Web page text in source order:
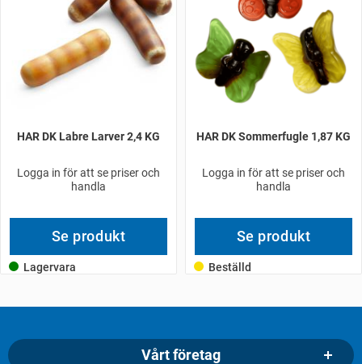
HAR DK Labre Larver 2,4 KG
Logga in för att se priser och
handla
Se produkt
Lagervara
HAR DK Sommerfugle 1,87 KG
Logga in för att se priser och
handla
Se produkt
Beställd
Vårt företag